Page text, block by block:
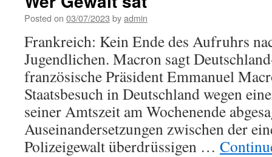
Posted on 03/07/2023 byadmin
Frankreich: Kein Ende des Aufruhrs
Jugendlichen. Macron sagt
französische Präsident Emmanuel
Staatsbesuch in Deutschland wegen
seiner Amtszeit am Wochenende
Auseinandersetzungen zwischen der
Polizeigewalt überdrüssigen …